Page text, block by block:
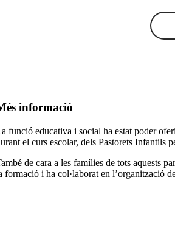
informació
funció educativa i social ha estat poder
el curs escolar, dels Pastorets Infantils
de cara a les famílies de tots aquests
formació i ha col·laborat en l’organització